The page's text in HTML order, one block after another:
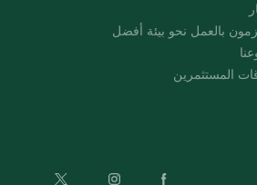
بالعمل نحو بيئة أفضل
المستثمرين